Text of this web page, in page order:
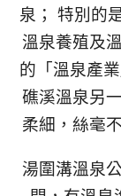
泉； 特別的
溫泉養殖及
的「溫泉產
礁溪溫泉另
柔細，絲毫
湯圍溝溫泉